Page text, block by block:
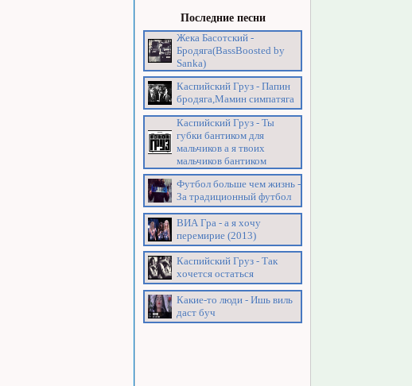
Последние песни
Жека Басотский -
Бродяга(BassBoosted by
Sanka)
Каспийский Груз - Папин
бродяга,Мамин симпатяга
Каспийский Груз - Ты
губки бантиком для
мальчиков а я твоих
мальчиков бантиком
Футбол больше чем жизнь -
За традиционный футбол
ВИА Гра - а я хочу
перемирие (2013)
Каспийский Груз - Так
хочется остаться
Какие-то люди - Ишь виль
даст буч